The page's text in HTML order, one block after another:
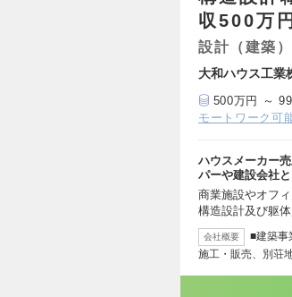
収500万
設計（建築）
大和ハウス工業
500万円 ～
モートワーク可
ハウスメーカー
パーや建設会社
商業施設やオフ
構造設計及び躯
会社概要
■建築事
施工・販売、別荘